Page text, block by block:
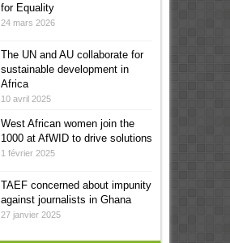
for Equality
24 mars 2026
The UN and AU collaborate for
sustainable development in
Africa
10 avril 2025
West African women join the
1000 at AfWID to drive solutions
1 février 2025
TAEF concerned about impunity
against journalists in Ghana
27 janvier 2025